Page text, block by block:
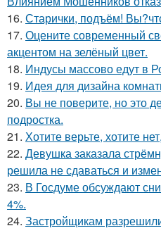
16. Старички, подъём!
17. Оцените современный
акцентом на зелёный цвет.
18. Индусы массово едут в
19. Идея для дизайна
20. Вы не поверите, но это
подростка.
21. Хотите верьте, хотите
22. Девушка заказала
решила не сдаваться и
23. В Госдуме обсуждают
4%.
24. Застройщикам